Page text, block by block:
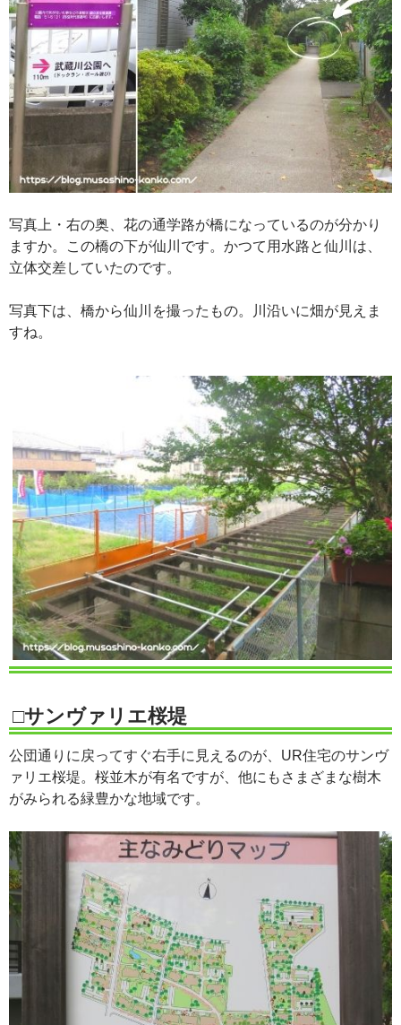
写真上・右の奥、花の通学路が橋になっているのが分かり
ますか。この橋の下が仙川です。かつて用水路と仙川は、
立体交差していたのです。
写真下は、橋から仙川を撮ったもの。川沿いに畑が見えま
すね。
□サンヴァリエ桜堤
公団通りに戻ってすぐ右手に見えるのが、UR住宅のサンヴ
ァリエ桜堤。桜並木が有名ですが、他にもさまざまな樹木
がみられる緑豊かな地域です。